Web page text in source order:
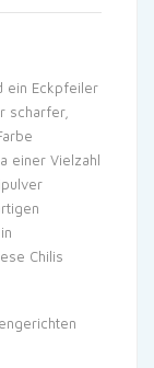
ein Eckpfeiler
scharfer,
einer Vielzahl
Chilis